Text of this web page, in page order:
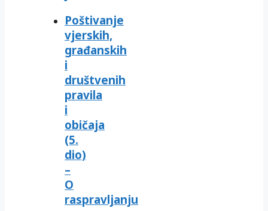
Poštivanje
vjerskih,
građanskih
i
društvenih
pravila
i
običaja
(5.
dio)
–
O
raspravljanju